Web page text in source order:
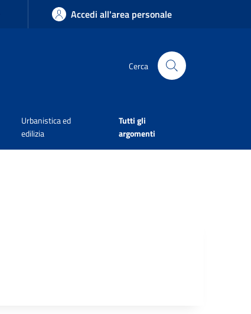
Accedi all'area personale
Cerca
Urbanistica ed
edilizia
Tutti gli
argomenti